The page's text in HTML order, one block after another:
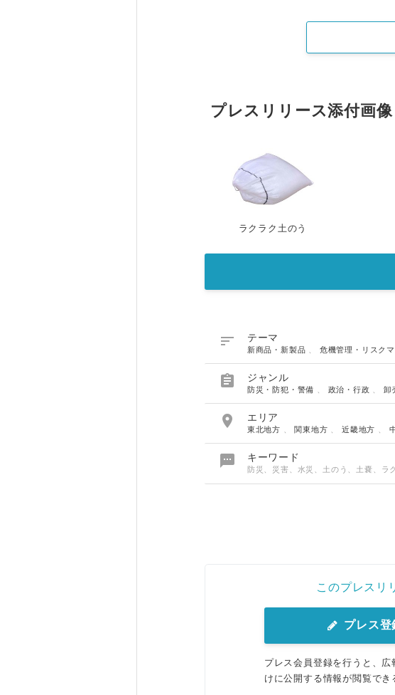
プレスリリース添付画像
ラクラク土のう
 テーマ
新商品・新製品 危機管理・リスク
 ジャンル
防災・防犯・警備 政治・行政 、卸
 エリア
東北地方 、関東地方 、近畿地方
 キーワード
防災、災害、水災、土のう、土嚢、ラ
このプレスリ
プレス登
プレス会員登録を行うと、
けに公開する情報が閲覧でき